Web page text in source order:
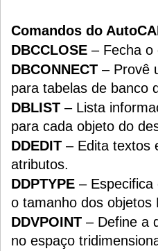
Comandos do
DBCCLOSE – Fecha o
DBCONNECT – Provê
para tabelas de banco
DBLIST – Lista
para cada objeto do
DDEDIT – Edita textos
atributos.
DDPTYPE – Especifica
o tamanho dos objetos
DDVPOINT – Define a
no espaço